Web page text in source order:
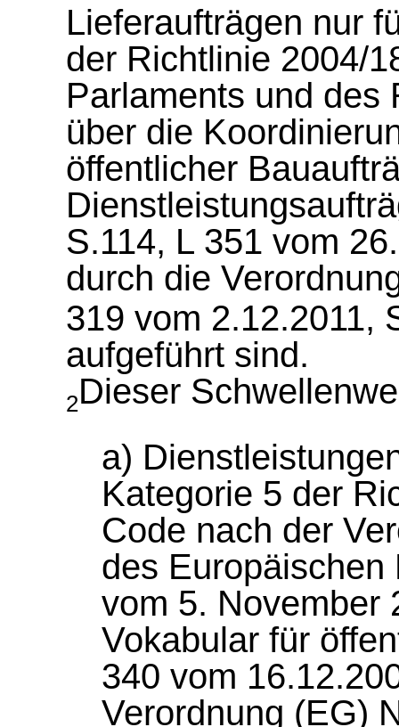
Lieferaufträgen nur
der Richtlinie 2004/
Parlaments und des
über die
öffentlicher
S.114, L 351 vom
durch die
319 vom 2.12.2011,
aufgeführt sind.
2Dieser
a)
Kategorie 5 der
Code nach der
des
vom 5. November
Vokabular für
340 vom
Verordnung (EG)